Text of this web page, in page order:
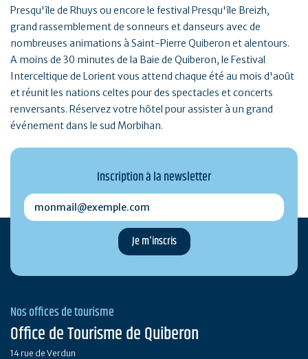
Presqu'île de Rhuys ou encore le festival Presqu'île Breizh,
grand rassemblement de sonneurs et danseurs avec de
nombreuses animations à Saint-Pierre Quiberon et alentours.
A moins de 30 minutes de la Baie de Quiberon, le Festival
Interceltique de Lorient vous attend chaque été au mois d'août
et réunit les nations celtes pour des spectacles et concerts
renversants. Réservez votre hôtel pour assister à un grand
événement dans le sud Morbihan.
Inscription à la newsletter
monmail@exemple.com
Nos offices de tourisme
Office de Tourisme de Quiberon
14 rue de Verdun